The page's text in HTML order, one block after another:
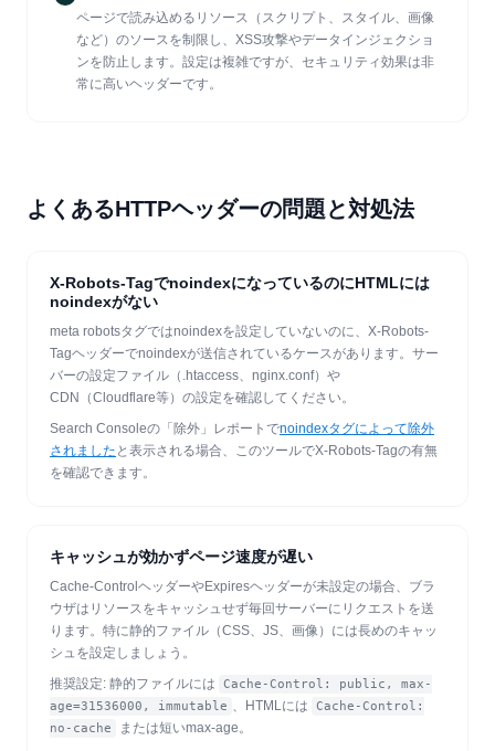
ページで読み込めるリソース（スクリプト、スタイル、画像
など）のソースを制限し、XSS攻撃やデータインジェクショ
ンを防止します。設定は複雑ですが、セキュリティ効果は非
常に高いヘッダーです。
よくあるHTTPヘッダーの問題と対処法
X-Robots-TagでnoindexになっているのにHTMLには
noindexがない
meta robotsタグではnoindexを設定していないのに、X-Robots-
Tagヘッダーでnoindexが送信されているケースがあります。サー
バーの設定ファイル（.htaccess、nginx.conf）や
CDN（Cloudflare等）の設定を確認してください。
Search Consoleの「除外」レポートでnoindexタグによって除外
されました と表示される場合、このツールでX-Robots-Tagの有無
を確認できます。
キャッシュが効かずページ速度が遅い
Cache-ControlヘッダーやExpiresヘッダーが未設定の場合、ブラ
ウザはリソースをキャッシュせず毎回サーバーにリクエストを送
ります。特に静的ファイル（CSS、JS、画像）には長めのキャッ
シュを設定しましょう。
推奨設定: 静的ファイルには
Cache-Control: public, max-
age=31536000, immutable 、HTMLには
Cache-Control:
no-cache
または短いmax-age。